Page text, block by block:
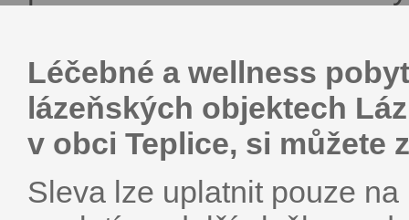
Léčebné a wellness
lázeňských objektech
v obci Teplice, si můžete
Sleva lze uplatnit pouze